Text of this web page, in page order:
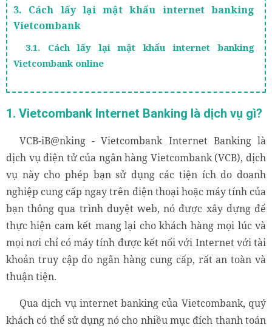
3. Cách lấy lại mật khẩu internet banking
Vietcombank
3.1. Cách lấy lại mật khẩu internet banking
Vietcombank online
4. Cách đổi mật khẩu internet banking
Vietcombank
1. Vietcombank Internet Banking là dịch vụ gì?
VCB-iB@nking- Vietcombank Internet Banking là
dịch vụ điện tử của ngân hàng Vietcombank (VCB), dịch
vụ này cho phép bạn sử dụng các tiện ích do doanh
nghiệp cung cấp ngay trên điện thoại hoặc máy tính của
bạn thông qua trình duyệt web, nó được xây dựng để
thực hiện cam kết mang lại cho khách hàng mọi lúc và
mọi nơi chỉ có máy tính được kết nối với Internet với tài
khoản truy cập do ngân hàng cung cấp, rất an toàn và
thuận tiện.
Qua dịch vụ internet banking của Vietcombank, quý
khách có thể sử dụng nó cho nhiều mục đích thanh toán